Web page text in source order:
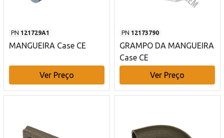
PN 121729A1
MANGUEIRA Case CE
Ver Preço
PN 12173790
GRAMPO DA MANGUEIRA
Case CE
Ver Preço